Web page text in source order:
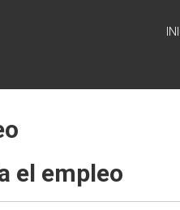
el empleo